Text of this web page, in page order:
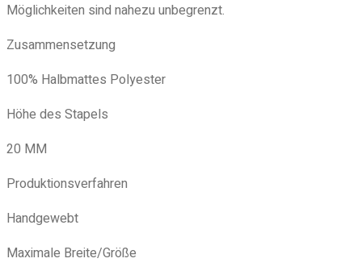
Möglichkeiten sind nahezu unbegrenzt.
Zusammensetzung
100% Halbmattes Polyester
Höhe des Stapels
20 MM
Produktionsverfahren
Handgewebt
Maximale Breite/Größe